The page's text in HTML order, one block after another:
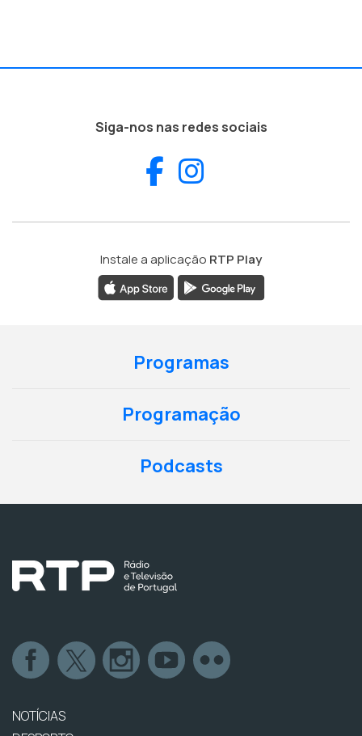
Siga-nos nas redes sociais
Facebook
Instale a aplicação RTP Play
Programas
Programação
Podcasts
NOTÍCIAS